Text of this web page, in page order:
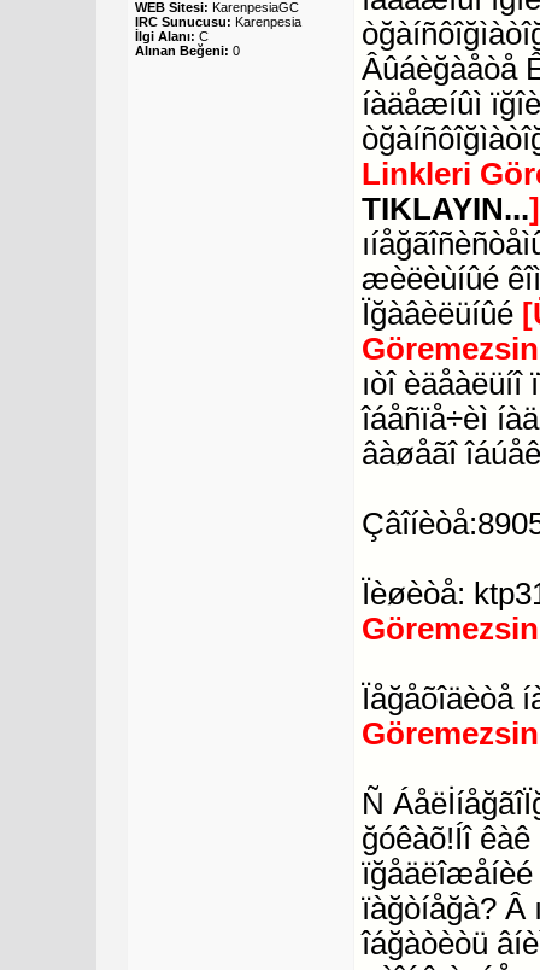
WEB Sitesi: KarenpesiaGC
IRC Sunucusu: Karenpesia
İlgi Alanı: C
Alınan Beğeni: 0
Âûáèğàåòå
íàäåæíûì
Linkleri
TIKLAYIN...]
æèëèùíûé
Ïğàâèëüíûé
ıòî
îáåñïå÷èì
âàøåãî
Ïèøèòå:
Ïåğåõîäèòå
Ñ
ğóêàõ!Íî
ïğåäëîæåíèé
ïàğòíåğà? Â
îáğàòèòü